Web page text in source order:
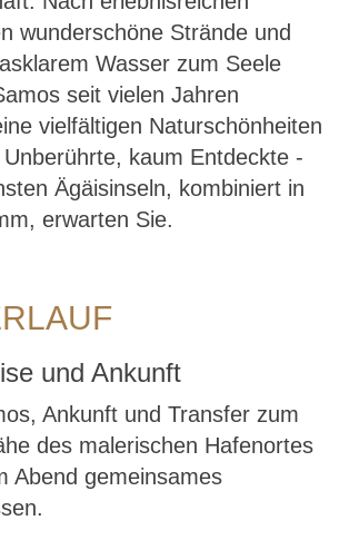
wunderschöne Strände und
Wasser zum Seele
seit vielen Jahren
vielfältigen Naturschönheiten
kaum Entdeckte -
Ägäisinseln, kombiniert in
erwarten Sie.
und Ankunft
Ankunft und Transfer zum
des malerischen Hafenortes
Abend gemeinsames